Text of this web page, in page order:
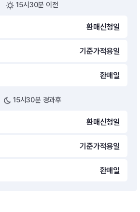
15시30분 이전
환매신청일
기준가적용일
환매일
15시30분 경과후
환매신청일
기준가적용일
환매일